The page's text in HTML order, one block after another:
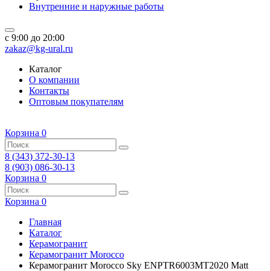
Внутренние и наружные работы
c 9:00 до 20:00
zakaz@kg-ural.ru
Каталог
О компании
Контакты
Оптовым покупателям
Корзина 0
8 (343) 372-30-13
8 (903) 086-30-13
Корзина 0
Корзина 0
Главная
Каталог
Керамогранит
Керамогранит Morocco
Керамогранит Morocco Sky ENPTR6003MT2020 Matt